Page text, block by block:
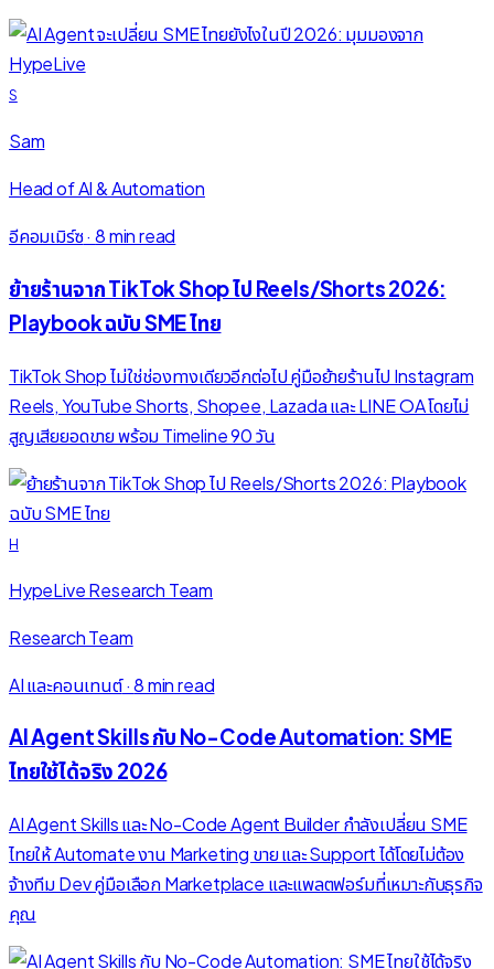
S
Sam
Head of AI & Automation
อีคอมเมิร์ซ·8 min read
ย้ายร้านจาก TikTok Shop ไป Reels/Shorts 2026:
Playbook ฉบับ SME ไทย
TikTok Shop ไม่ใช่ช่องทางเดียวอีกต่อไป คู่มือย้ายร้านไป Instagram
Reels, YouTube Shorts, Shopee, Lazada และ LINE OA โดยไม่
สูญเสียยอดขาย พร้อม Timeline 90 วัน
H
HypeLive Research Team
Research Team
AI และคอนเทนต์·8 min read
AI Agent Skills กับ No-Code Automation: SME
ไทยใช้ได้จริง 2026
AI Agent Skills และ No-Code Agent Builder กำลังเปลี่ยน SME
ไทยให้ Automate งาน Marketing ขาย และ Support ได้โดยไม่ต้อง
จ้างทีม Dev คู่มือเลือก Marketplace และแพลตฟอร์มที่เหมาะกับธุรกิจ
คุณ